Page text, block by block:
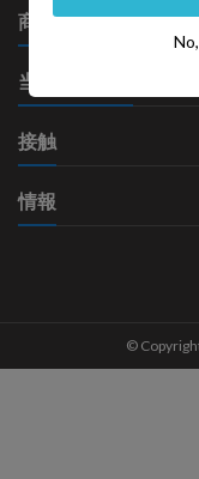
商品
当社について
接触
情報
©